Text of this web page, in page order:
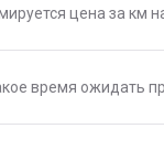
цена за км
время ожидать